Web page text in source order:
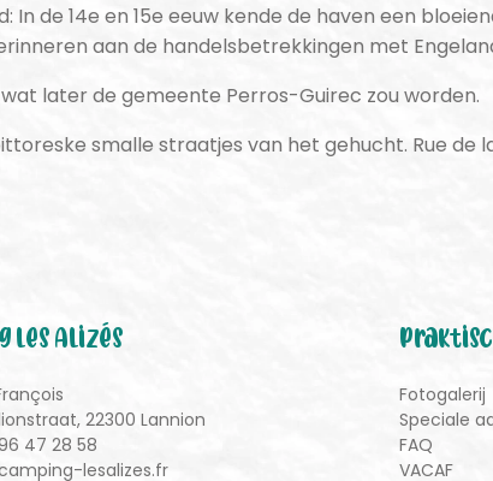
de 14e en 15e eeuw kende de haven een
aan de handelsbetrekkingen met
later de gemeente Perros-Guirec zou worden.
smalle straatjes van het gehucht. Rue de
les Alizés
22300 Lannion
47 28 58
lesalizes.fr
Fotogalerij
Speciale
FAQ
VACAF